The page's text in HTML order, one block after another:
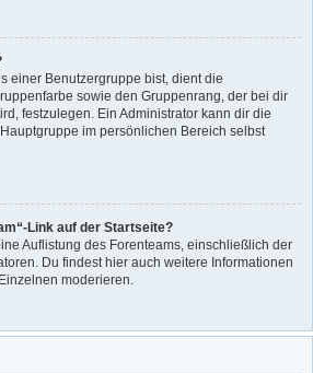
einer Benutzergruppe bist, dient die
sowie den Gruppenrang, der bei dir
festzulegen. Ein Administrator kann dir die
im persönlichen Bereich selbst
Link auf der Startseite?
Auflistung des Forenteams, einschließlich der
Du findest hier auch weitere Informationen
moderieren.